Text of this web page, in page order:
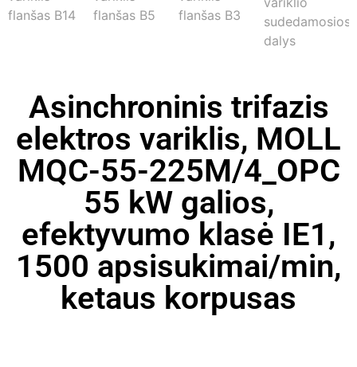
Asinchroninis trifazis
elektros variklis, MOLL
MQC-55-225M/4_OPC
55 kW galios,
efektyvumo klasė IE1,
1500 apsisukimai/min,
ketaus korpusas